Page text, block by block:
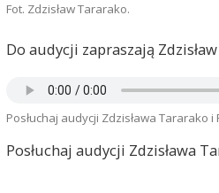
Fot. Zdzisław Tararako.
Do audycji zapraszają
Posłuchaj audycji Zdzisława Tararako i
Posłuchaj audycji Zdzisława